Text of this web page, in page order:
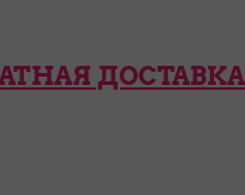
ДОСТАВКА